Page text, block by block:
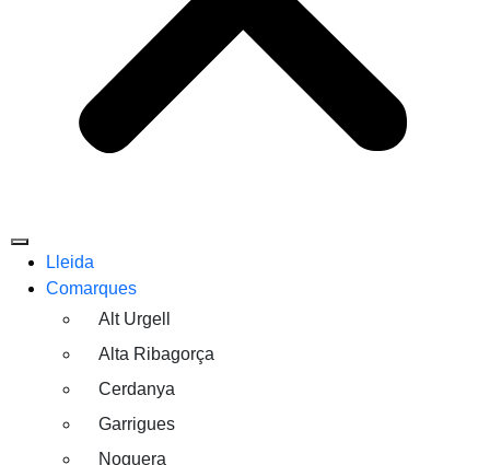
Lleida
Comarques
Alt Urgell
Alta Ribagorça
Cerdanya
Garrigues
Noguera